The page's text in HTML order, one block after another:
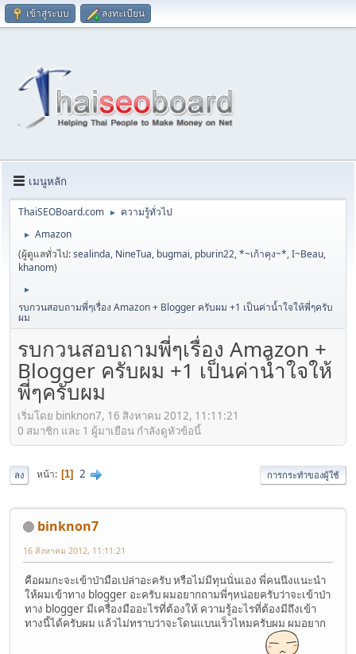
เข้าสู่ระบบ ลงทะเบียน
เมนูหลัก
ThaiSEOBoard.com ► ความรู้ทั่วไป
►
Amazon
(ผู้ดูแลทั่วไป:sealinda, NineTua, bugmai, pburin22,*~เก้าคุง~*,I~Beau,
khanom)
►
รบกวนสอบถามพี่ๆเรื่อง Amazon + Blogger ครับผม +1 เป็นค่านํ้าใจให้พี่ๆครับ
ผม
รบกวนสอบถามพี่ๆเรื่อง Amazon +
Blogger ครับผม +1 เป็นค่านํ้าใจให้
พี่ๆครับผม
เริ่มโดย binknon7, 16 สิงหาคม 2012, 11:11:21
0 สมาชิก และ 1 ผู้มาเยือน กำลังดูหัวข้อนี้
ลง หน้า 1 2 การกระทำของผู้ใช้
binknon7
16 สิงหาคม 2012, 11:11:21
คือผมกะจะเข้าป่ามือเปล่าอะครับ หรือไม่มีทุนนั่นเอง พี่คนนึงแนะนำ
ให้ผมเข้าทาง blogger อะครับ ผมอยากถามพี่ๆหน่อยครับว่าจะเข้าป่า
ทาง blogger มีเครื่องมืออะไรที่ต้องให้ ความรู้อะไรที่ต้องมีถึงเข้า
ทางนี้ได้ครับผม แล้วไม่ทราบว่าจะโดนแบนเร็วไหมครับผม ผมอยาก